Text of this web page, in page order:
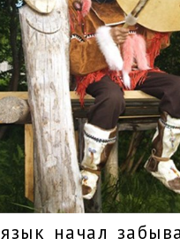
начал